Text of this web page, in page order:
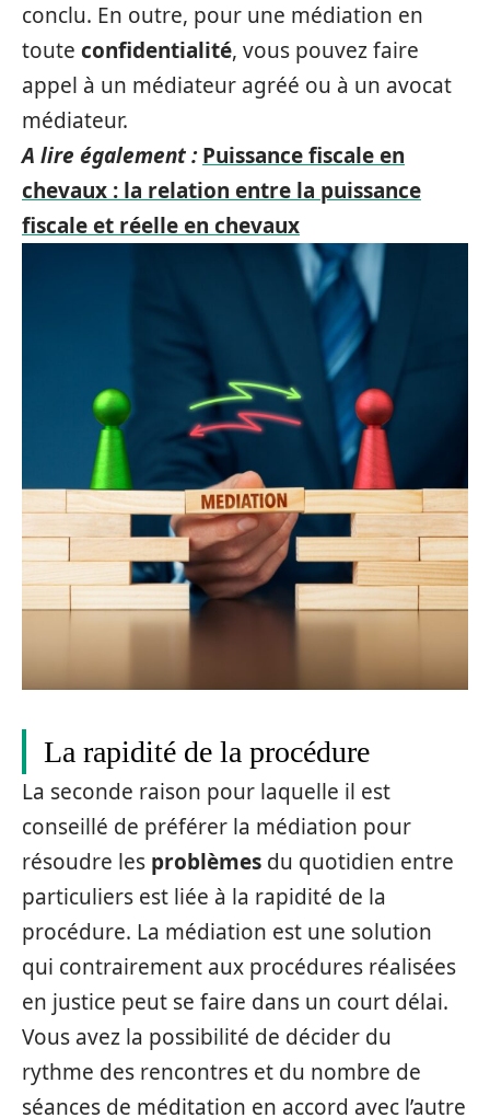
conclu. En outre, pour une médiation en
toute confidentialité, vous pouvez faire
appel à un médiateur agréé ou à un avocat
médiateur.
A lire également : Puissance fiscale en
chevaux : la relation entre la puissance
fiscale et réelle en chevaux
La rapidité de la procédure
La seconde raison pour laquelle il est
conseillé de préférer la médiation pour
résoudre les problèmes du quotidien entre
particuliers est liée à la rapidité de la
procédure. La médiation est une solution
qui contrairement aux procédures réalisées
en justice peut se faire dans un court délai.
Vous avez la possibilité de décider du
rythme des rencontres et du nombre de
séances de méditation en accord avec l’autre